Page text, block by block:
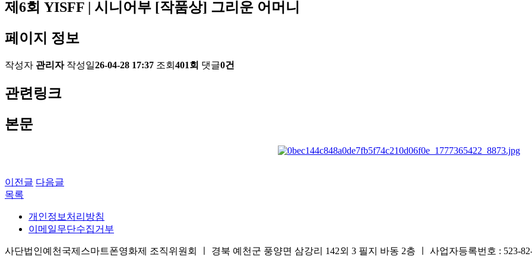
제6회 YISFF | 시니어부 [작품상] 그리운 어머니
페이지 정보
작성자 관리자 작성일26-04-28 17:37 조회 401회 댓글0건
관련링크
본문
이전글 다음글
목록
개인정보처리방침
이메일무단수집거부
사단법인예천국제스마트폰영화제 조직위원회 ㅣ 경북 예천군 풍양면 삼강리 142외 3 필지 바동 2층 ㅣ 사업자등록번호 : 523-